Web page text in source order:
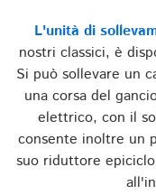
L'unità di
nostri classici, è
Si può sollevare un
una corsa del
elettrico, con il
consente inoltre un
suo riduttore